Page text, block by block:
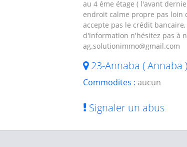
au 4 éme étage ( l'avant
endroit calme propre pas loin
accepte pas le crédit
d'information n'hésitez pas à
ag.solutionimmo@gmail.com
23-Annaba ( Annaba )
Commodites :aucun
Signaler un abus